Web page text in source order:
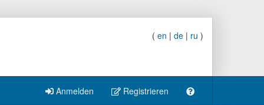
( en | de | ru )
Anmelden Registrieren